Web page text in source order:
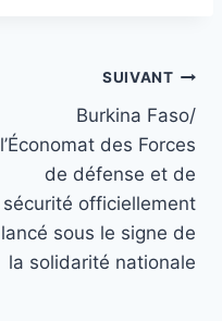
SUIVANT
Burkina Faso/
l’Économat des Forces
de défense et de
sécurité officiellement
lancé sous le signe de
la solidarité nationale